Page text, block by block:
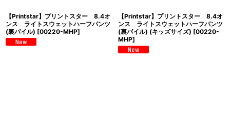
【Printstar】プリントスター 8.4オ
ンス ライトスウェットハーフパンツ
(裏パイル) [00220-MHP]
【Printstar】プリントスター 8.4オ
ンス ライトスウェットハーフパンツ
(裏パイル) (キッズサイズ) [00220-
MHP]